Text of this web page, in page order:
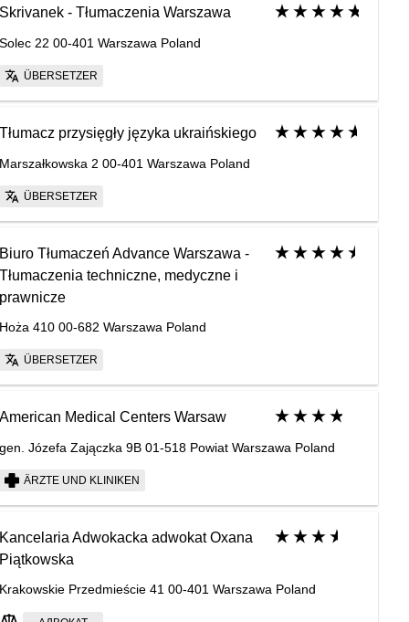
Skrivanek - Tłumaczenia Warszawa
Solec 22 00-401 Warszawa Poland
ÜBERSETZER
Tłumacz przysięgły języka ukraińskiego
Marszałkowska 2 00-401 Warszawa Poland
ÜBERSETZER
Biuro Tłumaczeń Advance Warszawa -
Tłumaczenia techniczne, medyczne i
prawnicze
Hoża 410 00-682 Warszawa Poland
ÜBERSETZER
American Medical Centers Warsaw
gen. Józefa Zajączka 9B 01-518 Powiat Warszawa Poland
ÄRZTE UND KLINIKEN
Kancelaria Adwokacka adwokat Oxana
Piątkowska
Krakowskie Przedmieście 41 00-401 Warszawa Poland